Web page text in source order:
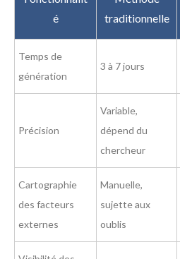
é
traditionnelle
Temps de
génération
3 à 7 jours
Précision
Variable,
dépend du
chercheur
Cartographie
des facteurs
externes
Manuelle,
sujette aux
oublis